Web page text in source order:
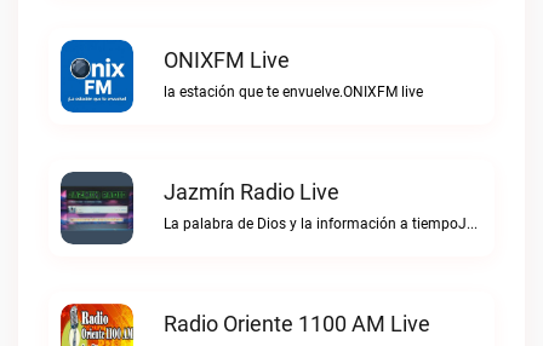
ONIXFM Live
la estación que te envuelve.ONIXFM live
Jazmín Radio Live
La palabra de Dios y la información a tiempoJazmín Radio live
Radio Oriente 1100 AM Live